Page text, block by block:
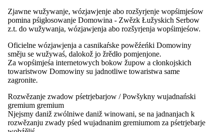
nowozałoženje dolnoserbskego wótźělenja Maśice
Kolokwiji stawizniskeje sekcije Maśice gromaźe z
„Pšawa za Dolnych Serbow a jich zwopšawdnjenje w
2010 „Maśica Serbska – 130 Jahre Bestrebungen zum
2010 a
2018
wustajeńcy k historiji Maśice Serbskeje (w Chóśebuzu)
Zjawne wužywanje, wózjawjenje abo rozšyrjenje wopśimjeśow
pomina pśigłosowanje Domowina - Zwězk Łužyskich Serbow
z.t. do wužywanja, wózjawjenja abo rozšyrjenja wopśimjeśow.
Oficielne wózjawjenja a casnikaŕske powěźeńki Domowiny
směju se wužywaś, dalokož jo žrědło pomjenjone.
Za wopśimjeśa internetowych bokow župow a cłonkojskich
towaristwow Domowiny su jadnotliwe towaristwa same
zagronite.
Rozwězanje zwadow pśetrjebarjow / Powšykny wujadnański
gremium gremium
Njejsmy daniž zwólniwe daniž winowani, se na jadnanjach k
rozwězanju zwady pśed wujadnanim gremiumom za pśetrjebarje